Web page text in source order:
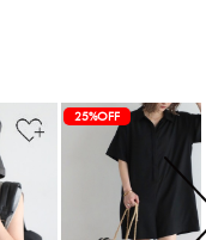
25%OFF